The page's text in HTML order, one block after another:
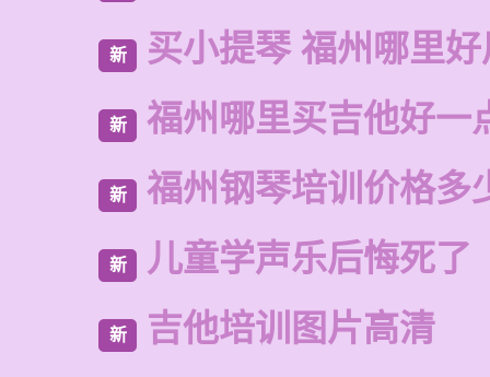
新 买小提琴 福州哪里
新 福州哪里买吉他好一
新 福州钢琴培训价格多
新 儿童学声乐后悔死了
新 吉他培训图片高清